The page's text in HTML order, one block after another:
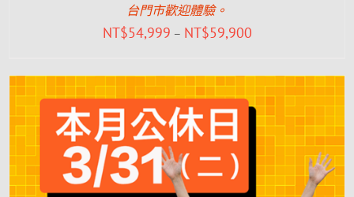
台門市歡迎體驗。
NT$54,999 – NT$59,900